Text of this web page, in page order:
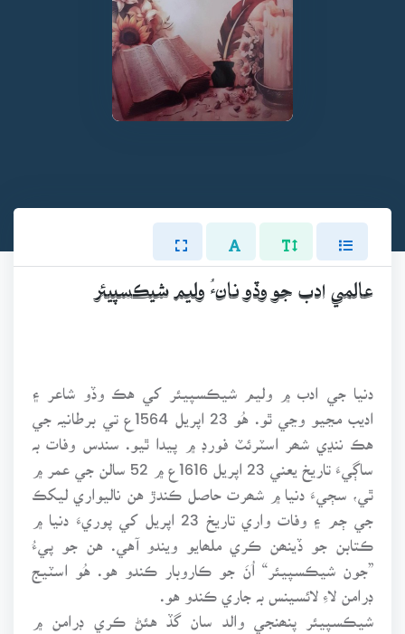
عالمي ادب جو وڏو نانءُ وليم شيڪسپيئر
دنيا جي ادب ۾ وليم شيڪسپيئر کي هڪ وڏو شاعر ۽
اديب مڃيو وڃي ٿو. هُو 23 اپريل 1564ع تي برطانيہ جي
هڪ ننڍي شھر اسٽرئٽ فورڊ ۾ پيدا ٿيو. سندس وفات بہ
ساڳيءَ تاريخ يعني 23 اپريل 1616ع ۾ 52 سالن جي عمر ۾
ٿي، سڄيءَ دنيا ۾ شھرت حاصل ڪندڙ هن ناليواري ليکڪ
جي ڄم ۽ وفات واري تاريخ 23 اپريل کي پوريءَ دنيا ۾
ڪتابن جو ڏينھن ڪري ملھايو ويندو آهي. هن جو پيءُ
”جون شيڪسپيئر“ اُنَ جو ڪاروبار ڪندو هو. هُو اسٽيج
ڊرامن لاءِ لائسينس بہ جاري ڪندو هو.
شيڪسپيئر پنھنجي والد سان گڏ هئڻ ڪري ڊرامن ۾